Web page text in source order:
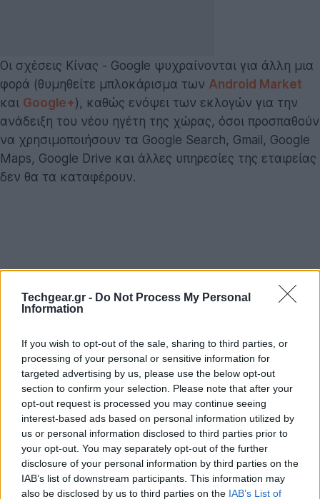
Techgear.gr - Do Not Process My Personal
Information
If you wish to opt-out of the sale, sharing to third parties, or
processing of your personal or sensitive information for
targeted advertising by us, please use the below opt-out
section to confirm your selection. Please note that after your
opt-out request is processed you may continue seeing
interest-based ads based on personal information utilized by
us or personal information disclosed to third parties prior to
your opt-out. You may separately opt-out of the further
disclosure of your personal information by third parties on the
IAB’s list of downstream participants. This information may
also be disclosed by us to third parties on the IAB’s List of
Οι σχέσεις Κίνας - Google ψυχραίνονται για άλλη μια
φορά (θυμηθείτε μπλοκάρισμα των Android Market
και Google+), καθώς ενόψει των εκλογών για την
ανάδειξη του νέου ηγέτη της χώρας, όσοι προσπαθούν
να χρησιμοποιήσουν τα Google Search, Gmail, Google
Maps, Google Drive και άλλες υπηρεσίες της εταιρείας
δεν θα τα καταφέρουν.